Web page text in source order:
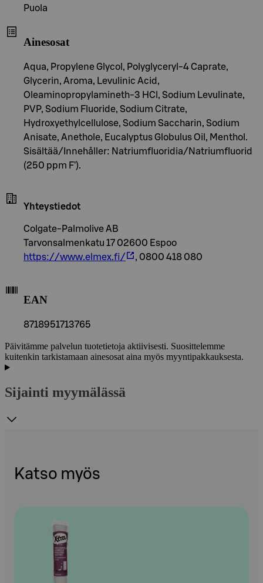
Puola
Ainesosat
Aqua, Propylene Glycol, Polyglyceryl-4 Caprate,
Glycerin, Aroma, Levulinic Acid,
Oleaminopropylamineth-3 HCl, Sodium Levulinate,
PVP, Sodium Fluoride, Sodium Citrate,
Hydroxyethylcellulose, Sodium Saccharin, Sodium
Anisate, Anethole, Eucalyptus Globulus Oil, Menthol.
Sisältää/Innehåller: Natriumfluoridia/Natriumfluorid
(250 ppm F').
Yhteystiedot
Colgate-Palmolive AB
Tarvonsalmenkatu 17 02600 Espoo
https://www.elmex.fi/
, 0800 418 080
EAN
8718951713765
Päivitämme palvelun tuotetietoja aktiivisesti. Suosittelemme
kuitenkin tarkistamaan ainesosat aina myös myyntipakkauksesta.
Sijainti myymälässä
Katso myös